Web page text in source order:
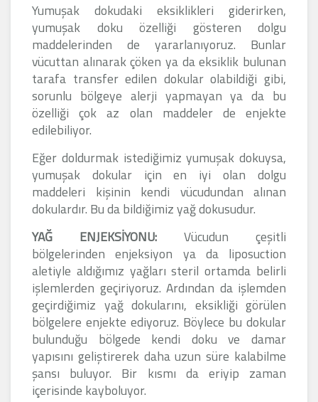
Yumuşak dokudaki eksiklikleri giderirken,
yumuşak doku özelliği gösteren dolgu
maddelerinden de yararlanıyoruz. Bunlar
vücuttan alınarak çöken ya da eksiklik bulunan
tarafa transfer edilen dokular olabildiği gibi,
sorunlu bölgeye alerji yapmayan ya da bu
özelliği çok az olan maddeler de enjekte
edilebiliyor.
Eğer doldurmak istediğimiz yumuşak dokuysa,
yumuşak dokular için en iyi olan dolgu
maddeleri kişinin kendi vücudundan alınan
dokulardır. Bu da bildiğimiz yağ dokusudur.
YAĞ ENJEKSİYONU: Vücudun çeşitli
bölgelerinden enjeksiyon ya da liposuction
aletiyle aldığımız yağları steril ortamda belirli
işlemlerden geçiriyoruz. Ardından da işlemden
geçirdiğimiz yağ dokularını, eksikliği görülen
bölgelere enjekte ediyoruz. Böylece bu dokular
bulunduğu bölgede kendi doku ve damar
yapısını geliştirerek daha uzun süre kalabilme
şansı buluyor. Bir kısmı da eriyip zaman
içerisinde kayboluyor.